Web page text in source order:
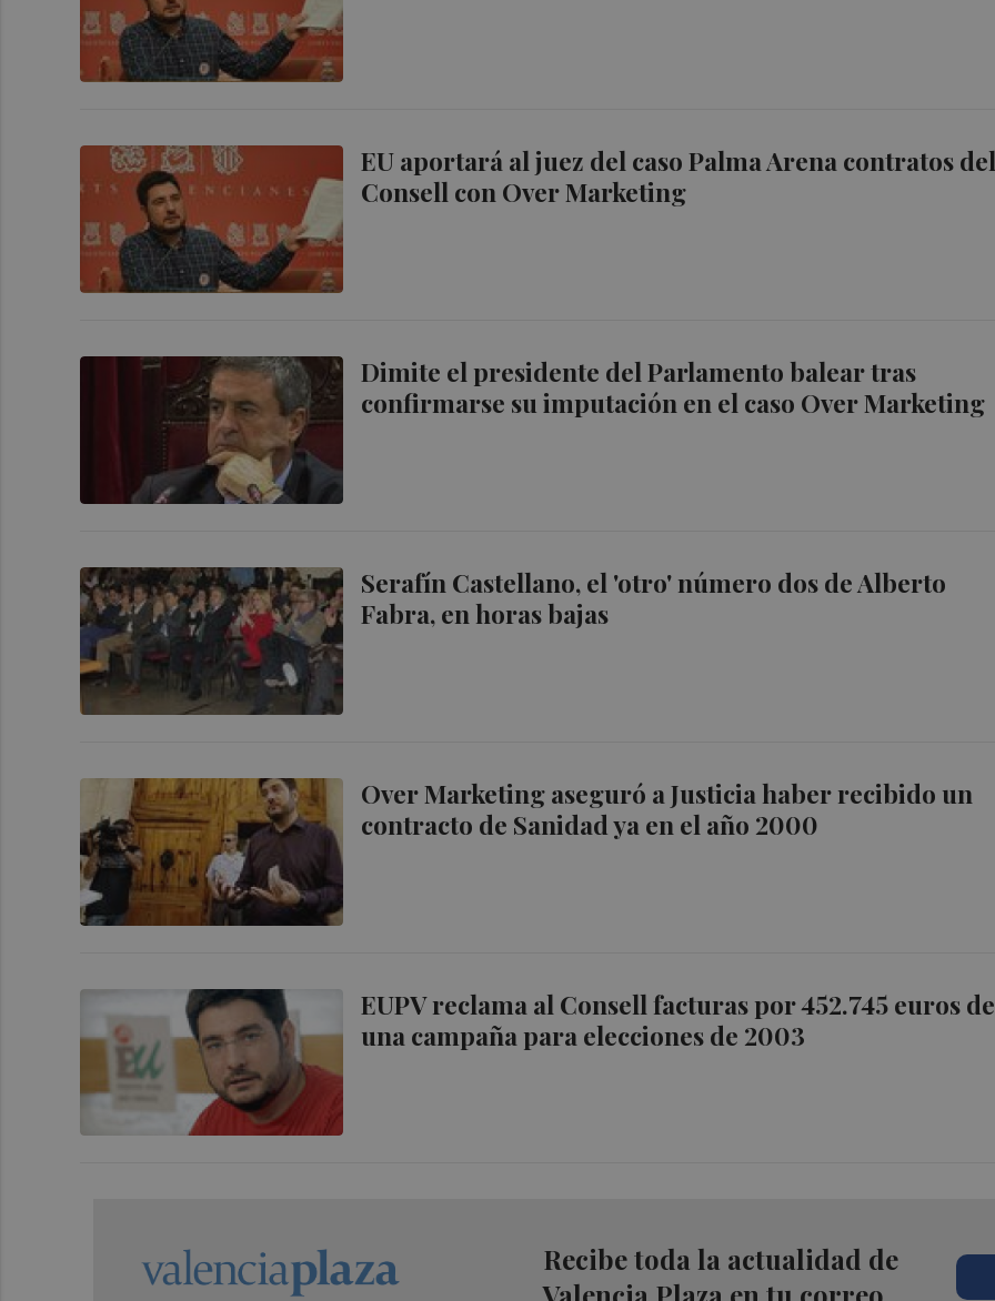
EU aportará al juez del caso Palma Arena contratos
Consell con Over Marketing
Dimite el presidente del Parlamento balear tras
confirmarse su imputación en el caso Over Marketing
Serafín Castellano, el 'otro' número dos de Alberto
Fabra, en horas bajas
Over Marketing aseguró a Justicia haber recibido un
contracto de Sanidad ya en el año 2000
EUPV reclama al Consell facturas por 452.745 euros de
una campaña para elecciones de 2003
Recibe toda la actualidad de